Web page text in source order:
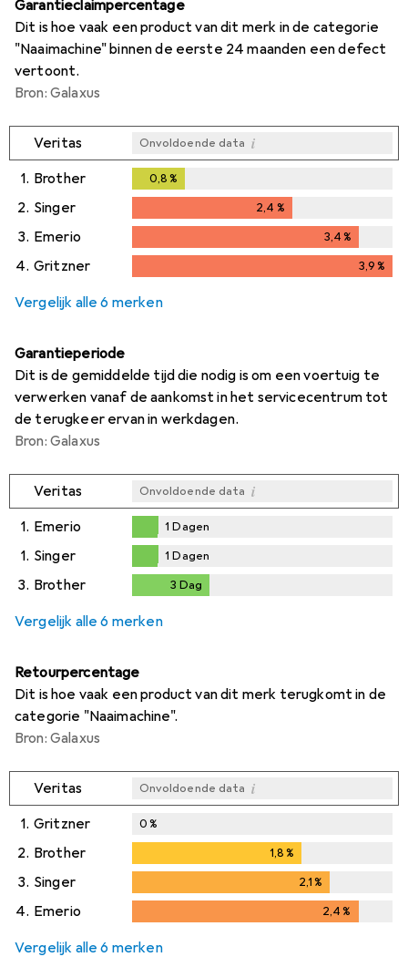
Garantieclaimpercentage
Dit is hoe vaak een product van dit merk in de categorie
"Naaimachine" binnen de eerste 24 maanden een defect
vertoont.
Bron: Galaxus
Veritas Onvoldoende data i
1. Brother 0,8 %
2. Singer 2,4 %
3. Emerio 3,4%
3,4%
4. Gritzner 3,9%
Vergelijk alle 6 merken
Garantieperiode
Dit is de gemiddelde tijd die nodig is om een voertuig te
verwerken vanaf de aankomst in het servicecentrum tot
de terugkeer ervan in werkdagen.
Bron: Galaxus
Veritas Onvoldoende data i
1. Emerio
Dagen
1 Dagen
1. Singer
Dagen
1 Dagen
3. Brother 3 Dag
Vergelijk alle 6 merken
Retourpercentage
Dit is hoe vaak een product van dit merk terugkomt in de
categorie "Naaimachine".
Bron: Galaxus
Veritas Onvoldoende data i
1. Gritzner 0%
2. Brother 1,8%
3. Singer 2,1%
4. Emerio 2,4%
Vergelijk alle 6 merken